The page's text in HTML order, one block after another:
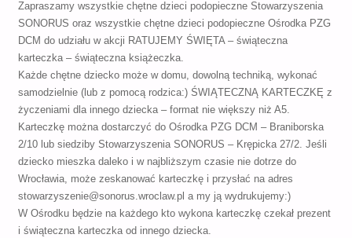
Zapraszamy wszystkie chętne dzieci podopieczne Stowarzyszenia
SONORUS oraz wszystkie chętne dzieci podopieczne Ośrodka PZG
DCM do udziału w akcji RATUJEMY ŚWIĘTA – świąteczna
karteczka – świąteczna książeczka.
Każde chętne dziecko może w domu, dowolną techniką, wykonać
samodzielnie (lub z pomocą rodzica:) ŚWIĄTECZNĄ KARTECZKĘ z
życzeniami dla innego dziecka – format nie większy niż A5.
Karteczkę można dostarczyć do Ośrodka PZG DCM – Braniborska
2/10 lub siedziby Stowarzyszenia SONORUS – Krępicka 27/2. Jeśli
dziecko mieszka daleko i w najbliższym czasie nie dotrze do
Wrocławia, może zeskanować karteczkę i przysłać na adres
stowarzyszenie@sonorus.wroclaw.pl a my ją wydrukujemy:)
W Ośrodku będzie na każdego kto wykona karteczkę czekał prezent
i świąteczna karteczka od innego dziecka.